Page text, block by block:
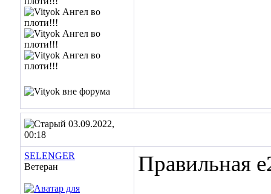
03.09.2022,
00:18
SELENGER
Ветеран
Правильная